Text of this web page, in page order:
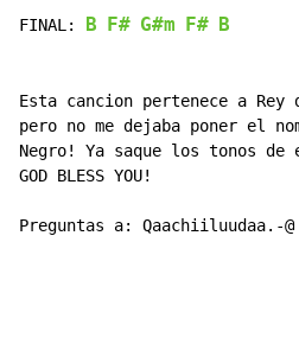
FINAL: B F# G#m F# B
Esta cancion pertenece a Rey
pero no me dejaba poner el
Negro! Ya saque los tonos de
GOD BLESS YOU!
Preguntas a: Qaachiiluudaa.-@